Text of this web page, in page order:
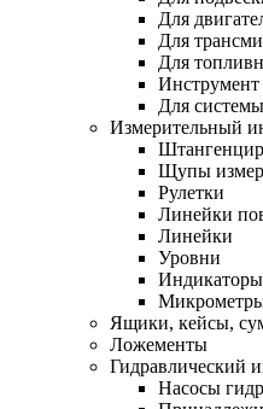
Для
Для
Для
Инструмент
Для
Измерительный
Щупы
Рулетки
Линейки
Линейки
Уровни
Индикаторы
Ящики, кейсы,
Ложементы
Гидравлический
Насосы